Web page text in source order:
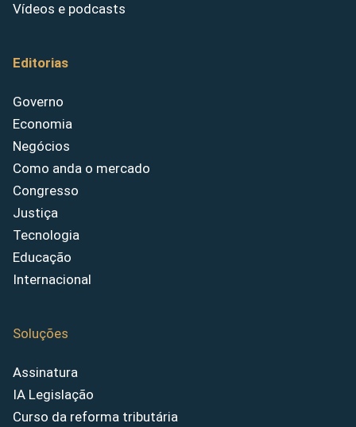
Vídeos e podcasts
Editorias
Governo
Economia
Negócios
Como anda o mercado
Congresso
Justiça
Tecnologia
Educação
Internacional
Soluções
Assinatura
IA Legislação
Curso da reforma tributária